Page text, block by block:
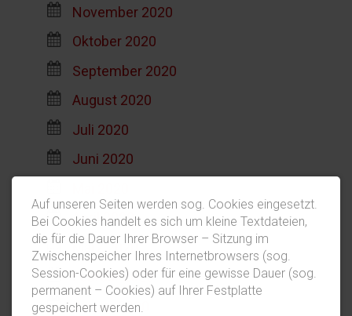
November 2020
Oktober 2020
September 2020
August 2020
Juli 2020
Juni 2020
April 2020
März 2020
Februar 2020
Januar 2020
Auf unseren Seiten werden sog. Cookies eingesetzt.
Bei Cookies handelt es sich um kleine Textdateien,
die für die Dauer Ihrer Browser – Sitzung im
Zwischenspeicher Ihres Internetbrowsers (sog.
Session-Cookies) oder für eine gewisse Dauer (sog.
permanent – Cookies) auf Ihrer Festplatte
gespeichert werden.